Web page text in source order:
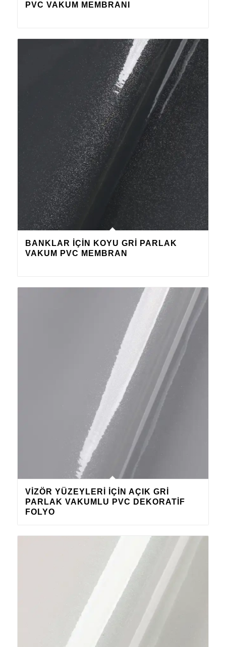
PVC VAKUM MEMBRANI
BANKLAR IÇIN KOYU GRI PARLAK
VAKUM PVC MEMBRAN
VIZÖR YÜZEYLERI IÇIN AÇIK GRI
PARLAK VAKUMLU PVC DEKORATIF
FOLYO